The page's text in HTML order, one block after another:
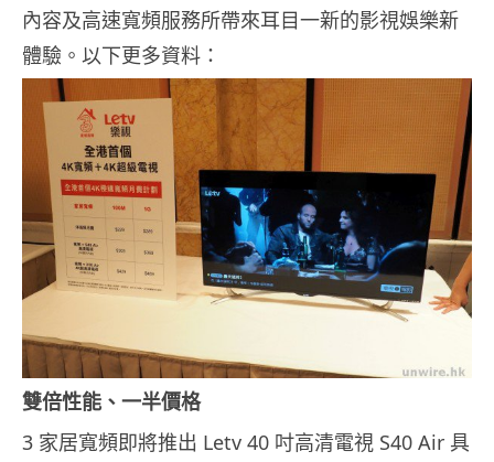
內容及高速寬頻服務所帶來耳目一新的影視娛樂新
體驗。以下更多資料：
雙倍性能、一半價格
3 家居寬頻即將推出 Letv 40 吋高清電視 S40 Air 具